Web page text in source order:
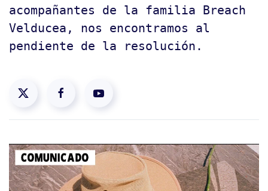
acompañantes de la familia Breach
Velducea, nos encontramos al
pendiente de la resolución.